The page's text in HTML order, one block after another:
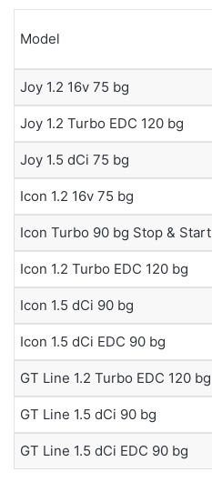
Model
Joy 1.2 16v 75 bg
Joy 1.2 Turbo EDC 120 bg
Joy 1.5 dCi 75 bg
Icon 1.2 16v 75 bg
Icon Turbo 90 bg Stop & Start
Icon 1.2 Turbo EDC 120 bg
Icon 1.5 dCi 90 bg
Icon 1.5 dCi EDC 90 bg
GT Line 1.2 Turbo EDC 120 bg
GT Line 1.5 dCi 90 bg
GT Line 1.5 dCi EDC 90 bg